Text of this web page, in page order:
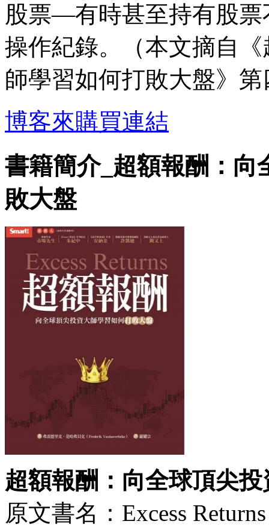
股票—有時甚至持有股
操作紀錄。（本文摘自
師學習如何打敗大盤》第
博客來購買連結
書籍簡介_超額報酬：向
敗大盤
超額報酬：向全球頂尖
原文書名：Excess